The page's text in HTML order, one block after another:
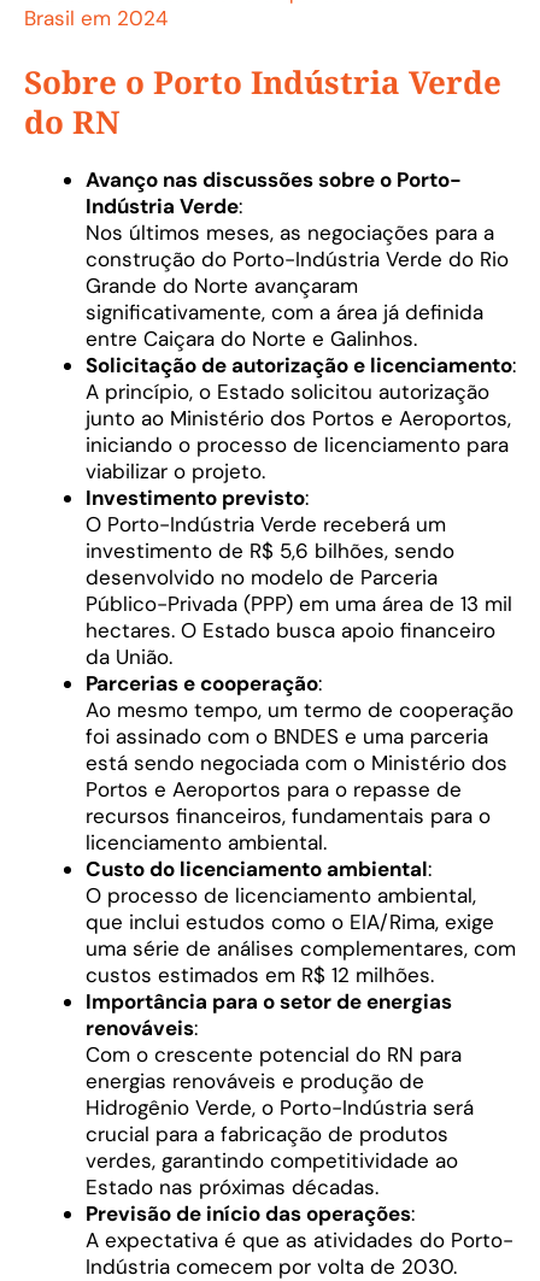
Brasil em 2024
Sobre o Porto Indústria Verde
do RN
Avanço nas discussões sobre o Porto-
Indústria Verde:
Nos últimos meses, as negociações para a
construção do Porto-Indústria Verde do Rio
Grande do Norte avançaram
significativamente, com a área já definida
entre Caiçara do Norte e Galinhos.
Solicitação de autorização e licenciamento:
A princípio, o Estado solicitou autorização
junto ao Ministério dos Portos e Aeroportos,
iniciando o processo de licenciamento para
viabilizar o projeto.
Investimento previsto:
O Porto-Indústria Verde receberá um
investimento de R$ 5,6 bilhões, sendo
desenvolvido no modelo de Parceria
Público-Privada (PPP) em uma área de 13 mil
hectares. O Estado busca apoio financeiro
da União.
Parcerias e cooperação:
Ao mesmo tempo, um termo de cooperação
foi assinado com o BNDES e uma parceria
está sendo negociada com o Ministério dos
Portos e Aeroportos para o repasse de
recursos financeiros, fundamentais para o
licenciamento ambiental.
Custo do licenciamento ambiental:
O processo de licenciamento ambiental,
que inclui estudos como o EIA/Rima, exige
uma série de análises complementares, com
custos estimados em R$ 12 milhões.
Importância para o setor de energias
renováveis:
Com o crescente potencial do RN para
energias renováveis e produção de
Hidrogênio Verde, o Porto-Indústria será
crucial para a fabricação de produtos
verdes, garantindo competitividade ao
Estado nas próximas décadas.
Previsão de início das operações:
A expectativa é que as atividades do Porto-
Indústria comecem por volta de 2030.